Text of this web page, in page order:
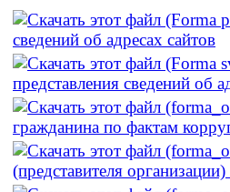
сведений об адресах сайтов
представления сведений об
гражданина по фактам
(представителя